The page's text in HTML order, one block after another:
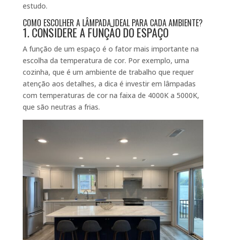
estudo.
COMO ESCOLHER A LÂMPADA IDEAL PARA CADA AMBIENTE?
1. CONSIDERE A FUNÇÃO DO ESPAÇO
A função de um espaço é o fator mais importante na
escolha da temperatura de cor. Por exemplo, uma
cozinha, que é um ambiente de trabalho que requer
atenção aos detalhes, a dica é investir em lâmpadas
com temperaturas de cor na faixa de 4000K a 5000K,
que são neutras a frias.